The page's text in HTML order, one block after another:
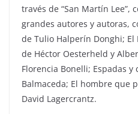
través de “San Martín Lee”,
grandes autores y autoras,
de Tulio Halperín Donghi;
de Héctor Oesterheld y
Florencia Bonelli; Espadas y
Balmaceda; El hombre que
David Lagercrantz.